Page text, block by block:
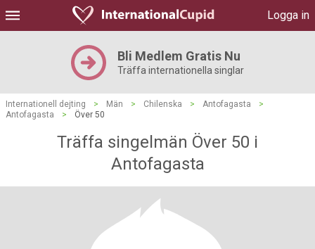
Logga in
Bli Medlem Gratis Nu
Träffa internationella singlar
Internationell dejting > Män > Chilenska > Antofagasta
>
Antofagasta
> Över 50
Träffa singelmän Över 50 i
Antofagasta